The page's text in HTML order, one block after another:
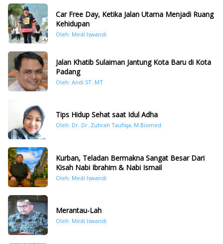
Car Free Day, Ketika Jalan Utama Menjadi Ruang
Kehidupan
Oleh: Medi Iswandi
Jalan Khatib Sulaiman Jantung Kota Baru di Kota
Padang
Oleh: Andi ST. MT
Tips Hidup Sehat saat Idul Adha
Oleh: Dr. Dr. Zuhrah Taufiqa, M.Biomed
Kurban, Teladan Bermakna Sangat Besar Dari
Kisah Nabi Ibrahim & Nabi Ismail
Oleh: Medi Iswandi
Merantau-Lah
Oleh: Medi Iswandi